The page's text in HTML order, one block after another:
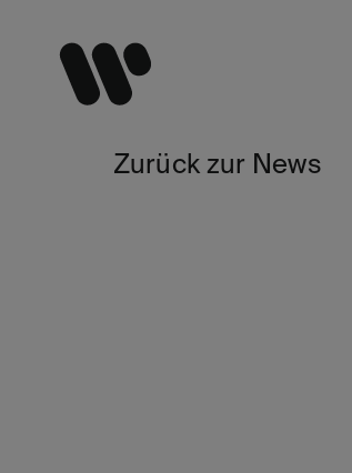
Zurück zur News